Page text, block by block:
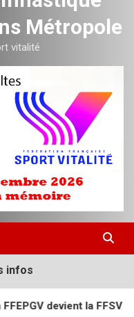
Métropole
vitalité
infos
la FFSV Semaine du